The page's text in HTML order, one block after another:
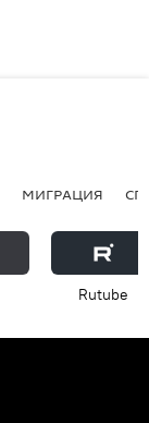
МИГРАЦИЯ
Rutube